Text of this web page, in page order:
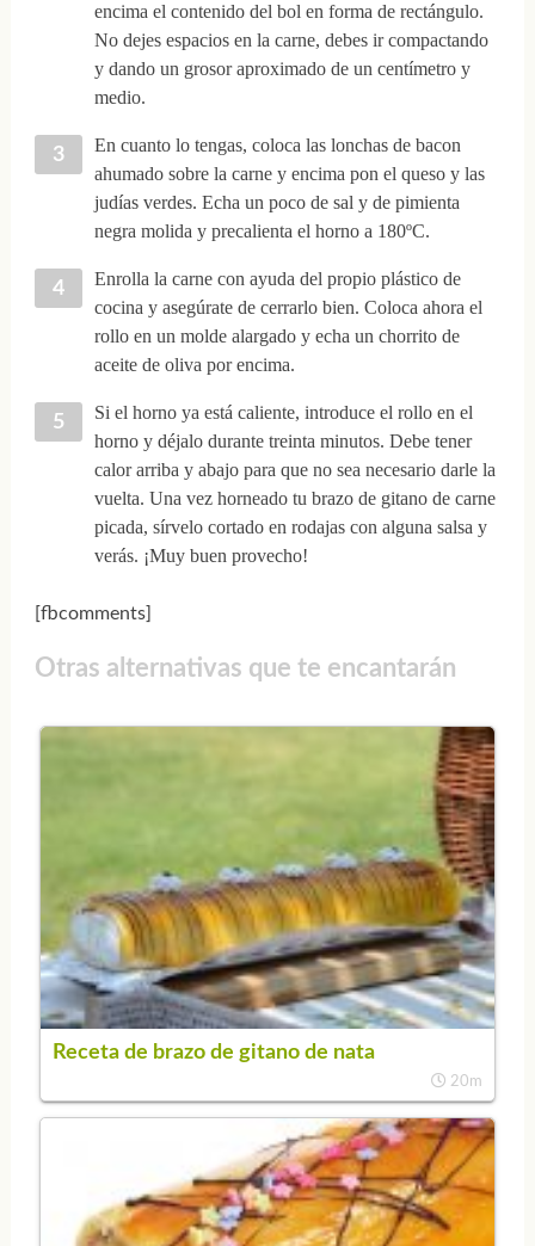
encima el contenido del bol en forma de rectángulo.
No dejes espacios en la carne, debes ir compactando
y dando un grosor aproximado de un centímetro y
medio.
En cuanto lo tengas, coloca las lonchas de bacon
ahumado sobre la carne y encima pon el queso y las
judías verdes. Echa un poco de sal y de pimienta
negra molida y precalienta el horno a 180ºC.
Enrolla la carne con ayuda del propio plástico de
cocina y asegúrate de cerrarlo bien. Coloca ahora el
rollo en un molde alargado y echa un chorrito de
aceite de oliva por encima.
Si el horno ya está caliente, introduce el rollo en el
horno y déjalo durante treinta minutos. Debe tener
calor arriba y abajo para que no sea necesario darle la
vuelta. Una vez horneado tu brazo de gitano de carne
picada, sírvelo cortado en rodajas con alguna salsa y
verás. ¡Muy buen provecho!
[fbcomments]
Otras alternativas que te encantarán
Receta de brazo de gitano de nata
20m